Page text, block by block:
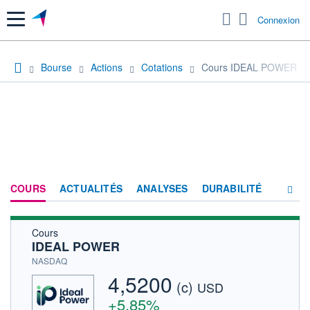
Menu Connexion
Bourse Actions Cotations Cours IDEAL POWER
COURS ACTUALITÉS ANALYSES DURABILITÉ
HISTORIQUE
Cours
IDEAL POWER
NASDAQ
4,5200 (c) USD
+5,85%